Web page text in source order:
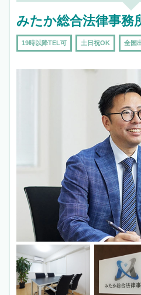
みたか総合法律事務
19時以降TEL可 土日祝OK 全国